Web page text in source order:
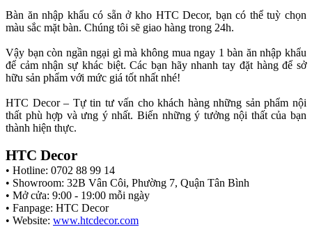
Bàn ăn nhập khẩu có sẵn ở kho HTC Decor, bạn có thể tuỳ chọn
màu sắc mặt bàn. Chúng tôi sẽ giao hàng trong 24h.
Vậy bạn còn ngần ngại gì mà không mua ngay 1 bàn ăn nhập khẩu
để cảm nhận sự khác biệt. Các bạn hãy nhanh tay đặt hàng để sở
hữu sản phẩm với mức giá tốt nhất nhé!
HTC Decor – Tự tin tư vấn cho khách hàng những sản phẩm nội
thất phù hợp và ưng ý nhất. Biến những ý tưởng nội thất của bạn
thành hiện thực.
HTC Decor
• Hotline: 0702 88 99 14
• Showroom: 32B Vân Côi, Phường 7, Quận Tân Bình
• Mở cửa: 9:00 - 19:00 mỗi ngày
• Fanpage: HTC Decor
• Website: www.htcdecor.com